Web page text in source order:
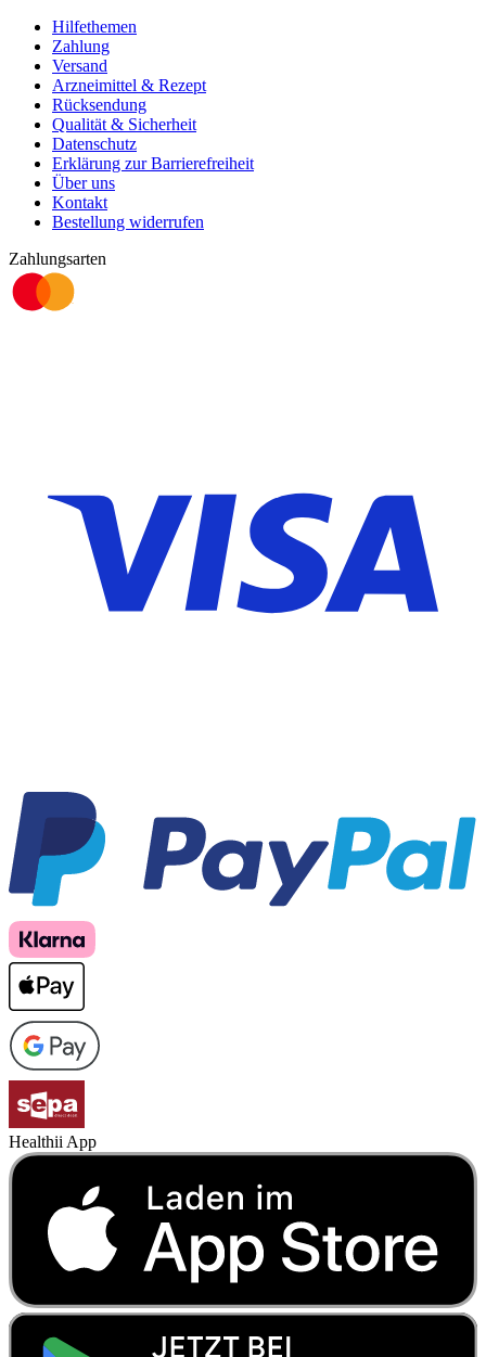
Hilfethemen
Zahlung
Versand
Arzneimittel & Rezept
Rücksendung
Qualität & Sicherheit
Datenschutz
Erklärung zur Barrierefreiheit
Über uns
Kontakt
Bestellung widerrufen
Zahlungsarten
Healthii App